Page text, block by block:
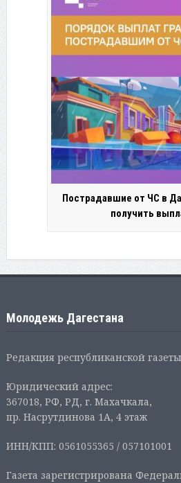
Пострадавшие от ЧС в
получить
Молодежь Дагестана
Редакция республиканской
Юридический адрес:
367018, РФ, РД, г. Махачкала,
пр. Насрутдинова 1А, 4 этаж
ИНН/КПП: 0561055365 / 057101001
Газета зарегистрирована